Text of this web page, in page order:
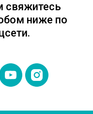
свяжитесь
ниже по